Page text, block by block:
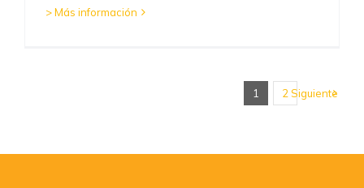
> Más información
1 2 Siguiente